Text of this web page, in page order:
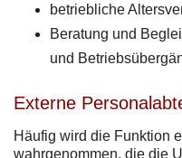
betriebliche
Beratung und
und
Externe
Häufig wird die Funktion
wahrgenommen, die die